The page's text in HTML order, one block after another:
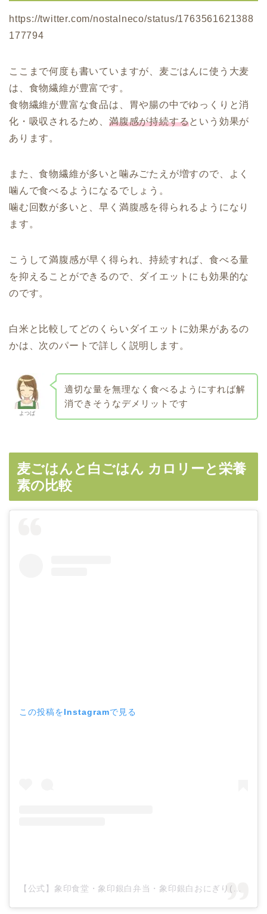
https://twitter.com/nostalneco/status/1763561621388
177794
ここまで何度も書いていますが、麦ごはんに使う大麦
は、食物繊維が豊富です。
食物繊維が豊富な食品は、胃や腸の中でゆっくりと消
化・吸収されるため、 満腹感が持続するという効果が
あります。
また、食物繊維が多いと噛みごたえが増すので、よく
噛んで食べるようになるでしょう。
噛む回数が多いと、早く満腹感を得られるようになり
ます。
こうして満腹感が早く得られ、持続すれば、食べる量
を抑えることができるので、ダイエットにも効果的な
のです。
白米と比較してどのくらいダイエットに効果があるの
かは、次のパートで詳しく説明します。
よつば
適切な量を無理なく食べるようにすれば解
消できそうなデメリットです
麦ごはんと白ごはん カロリーと栄養
素の比較
この投稿をInstagramで見る